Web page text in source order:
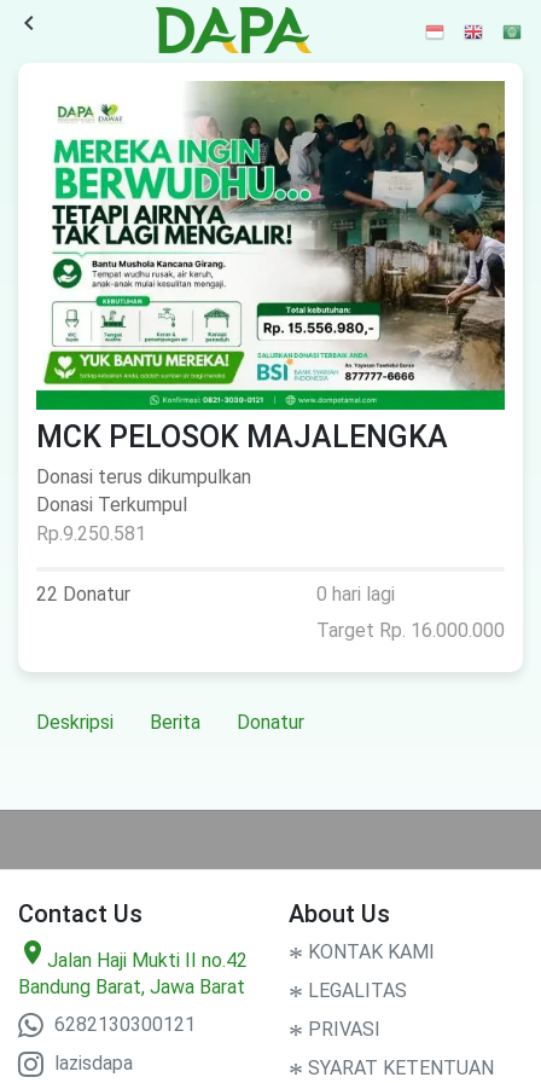
navigate_before
MCK PELOSOK MAJALENGKA
Donasi terus dikumpulkan
Donasi Terkumpul
Rp.9.250.581
22 Donatur
0 hari lagi
Target Rp. 16.000.000
Deskripsi Berita Donatur
Contact Us
location_on Jalan Haji Mukti II no.42
Bandung Barat, Jawa Barat
6282130300121
lazisdapa
About Us
* KONTAK KAMI
* LEGALITAS
* PRIVASI
* SYARAT KETENTUAN